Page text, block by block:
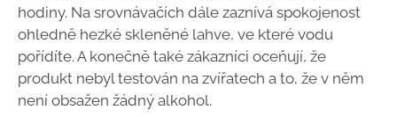
hodiny. Na srovnávačích dále zaznívá spokojenost
ohledně hezké skleněné lahve, ve které vodu
pořídíte. A konečně také zákazníci oceňují, že
produkt nebyl testován na zvířatech a to, že v něm
není obsažen žádný alkohol.